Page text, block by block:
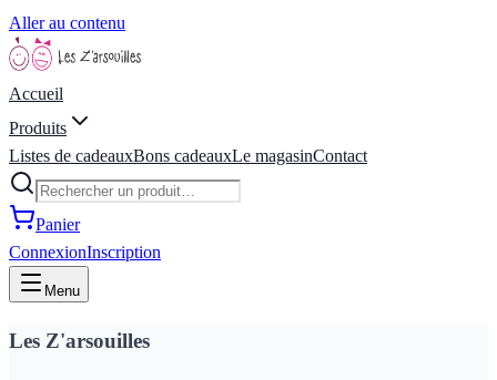
Aller au contenu
Accueil
Produits
Listes de cadeauxBons cadeauxLe magasinContact
Panier
ConnexionInscription
Menu
Les Z'arsouilles